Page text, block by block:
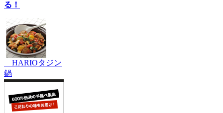
る！
HARIOタジン
鍋